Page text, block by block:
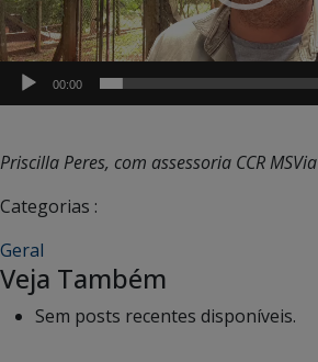
00:00
Priscilla Peres, com assessoria CCR MSVia
Categorias :
Geral
Veja Também
Sem posts recentes disponíveis.